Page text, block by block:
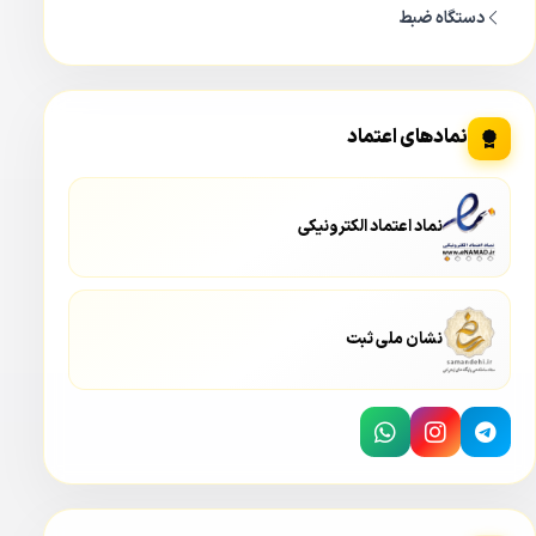
دستگاه ضبط کننده 4 کانال XVR داهوا مدل Dahua XVR 5104HS 4KL I2
I2یک دستگاه دی وی آر ۴ کانال با کیس تک هارد می باشد.
دستگاه های دی وی آر (Dvr)
به ذات دارای هارد نمی باشند و هارد
باید برای دستگاه تامین می شود.
دستگاه ضبط
نمادهای اعتماد
نماد اعتماد الکترونیکی
نشان ملی ثبت